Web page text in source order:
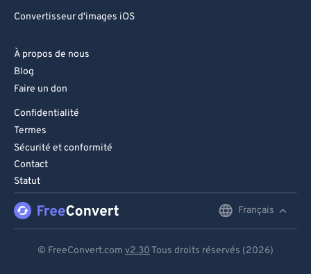
Convertisseur d'images iOS
À propos de nous
Blog
Faire un don
Confidentialité
Termes
Sécurité et conformité
Contact
Statut
Français
© FreeConvert.com v2.30 Tous droits réservés (2026)